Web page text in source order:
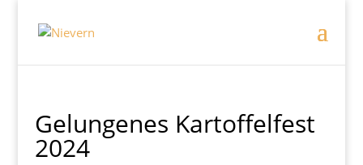
Gelungenes Kartoffelfest
2024